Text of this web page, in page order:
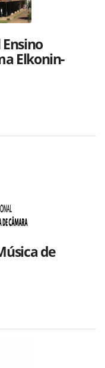
Elkonin-
de